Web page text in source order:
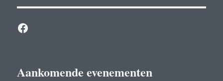
Facebook
Aankomende evenementen